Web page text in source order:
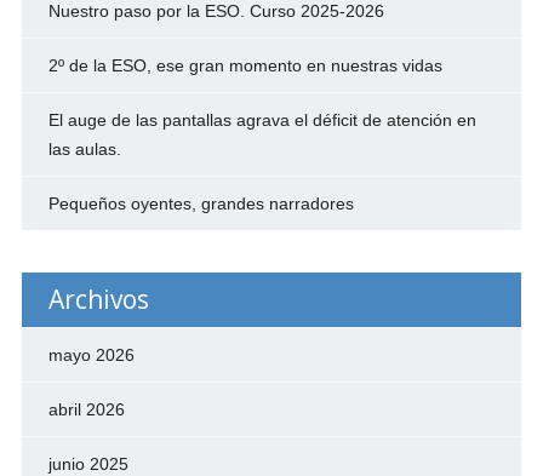
Nuestro paso por la ESO. Curso 2025-2026
2º de la ESO, ese gran momento en nuestras vidas
El auge de las pantallas agrava el déficit de atención en
las aulas.
Pequeños oyentes, grandes narradores
Archivos
mayo 2026
abril 2026
junio 2025